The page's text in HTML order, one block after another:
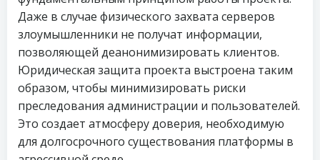
Даже в случае физического захвата серверов
злоумышленники не получат информации,
позволяющей деанонимизировать клиентов.
Юридическая защита проекта выстроена таким
образом, чтобы минимизировать риски
преследования администрации и пользователей.
Это создает атмосферу доверия, необходимую
для долгосрочного существования платформы в